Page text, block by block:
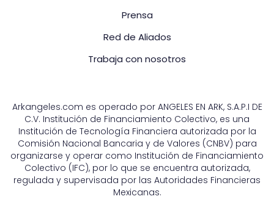
Prensa
Red de Aliados
Trabaja con nosotros
Arkangeles.com es operado por ANGELES EN ARK, S.A.P.I DE
C.V. Institución de Financiamiento Colectivo, es una
Institución de Tecnología Financiera autorizada por la
Comisión Nacional Bancaria y de Valores (CNBV) para
organizarse y operar como Institución de Financiamiento
Colectivo (IFC), por lo que se encuentra autorizada,
regulada y supervisada por las Autoridades Financieras
Mexicanas.